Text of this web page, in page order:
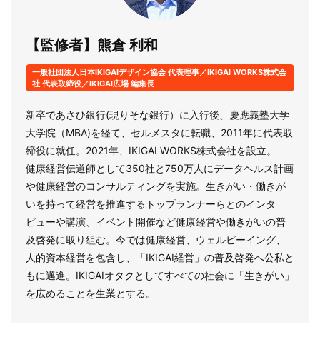
【監修者】熊倉 利和
一般社団法人日本IKIGAIデザイン協会 代表理事／IKIGAI WORKS株式会
社 代表取締役／IKIGAI広場 編集長
新卒であさひ銀行(現りそな銀行）に入行後、慶應義塾大学
大学院（MBA)を経て、セルメスタに転職、2011年に代表取
締役に就任。2021年、IKIGAI WORKS株式会社を設立。
健康経営伝道師として350社と750万人にデータヘルス計画
や健康経営のコンサルティングを実施。生きがい・働きが
いを持って経営を推進するトップランナーらとのインタ
ビューや講演、イベント開催など健康経営や働きがいの普
及啓発に取り組む。今では健康経営、ウェルビーイング、
人的資本経営を包含し、「IKIGAI経営」の普及啓発へ公私と
もに邁進。IKIGAIオタクとしてすべての社会に「生きがい」
を広めることを生業とする。